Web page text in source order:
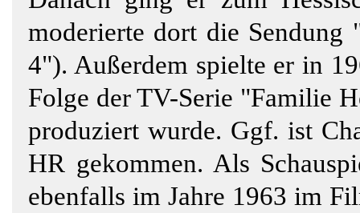
moderierte dort die Sendung
4"). Außerdem spielte er in
Folge der TV-Serie "Familie
produziert wurde. Ggf. ist
HR gekommen. Als
ebenfalls im Jahre 1963 im